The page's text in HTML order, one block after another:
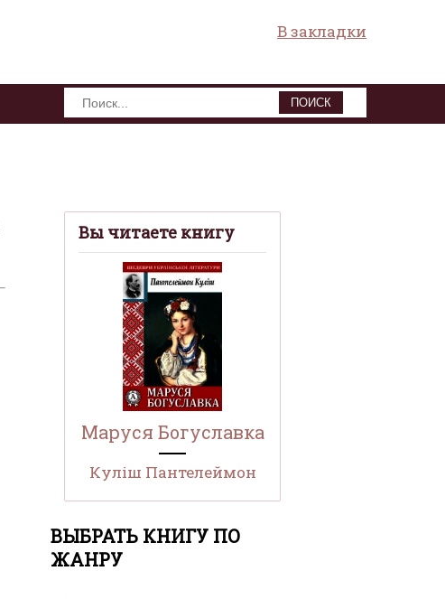
В закладки
ПОИСК
Вы читаете книгу
Маруся Богуславка
Куліш Пантелеймон
ВЫБРАТЬ КНИГУ ПО
ЖАНРУ